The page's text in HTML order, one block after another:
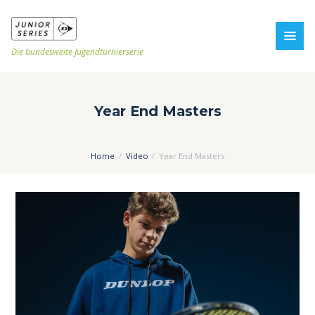
Die bundesweite Jugendturnierserie
Year End Masters
Home Video Year End Masters